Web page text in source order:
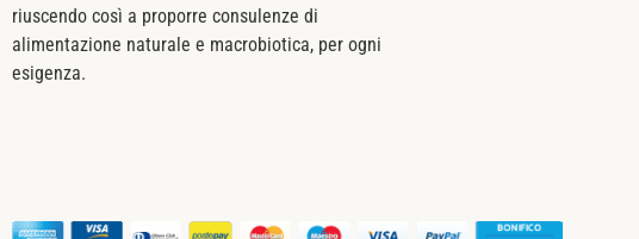
riuscendo così a proporre consulenze di
alimentazione naturale e macrobiotica, per ogni
esigenza.